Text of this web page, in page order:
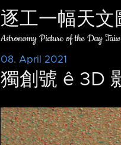
逐工一幅天文
Astronomy Picture of the Day
08. April 2021
獨創號 ê 3D